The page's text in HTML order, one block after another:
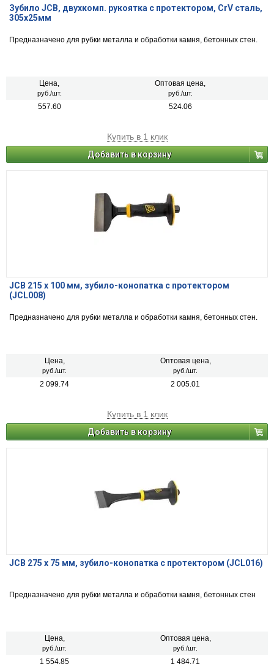
Зубило JCB, двухкомп. рукоятка с протектором, CrV cталь,
305х25мм
Предназначено для рубки металла и обработки камня, бетонных стен.
Цена,
руб./шт.
Оптовая цена,
руб./шт.
557.60 524.06
Купить в 1 клик
Добавить в корзину
JCB 215 х 100 мм, зубило-конопатка с протектором
(JCL008)
Предназначено для рубки металла и обработки камня, бетонных стен.
Цена,
руб./шт.
Оптовая цена,
руб./шт.
2 099.74 2 005.01
Купить в 1 клик
Добавить в корзину
JCB 275 х 75 мм, зубило-конопатка с протектором (JCL016)
Предназначено для рубки металла и обработки камня, бетонных стен
Цена,
руб./шт.
Оптовая цена,
руб./шт.
1 554.85 1 484.71